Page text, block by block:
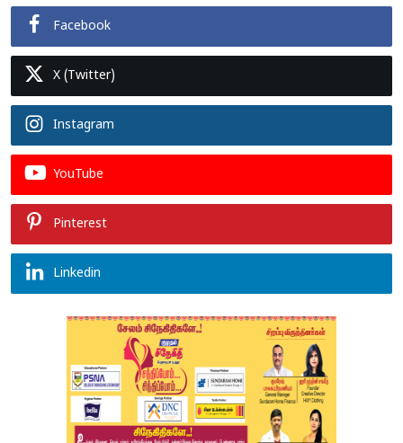
Facebook
X (Twitter)
Instagram
YouTube
Pinterest
Linkedin